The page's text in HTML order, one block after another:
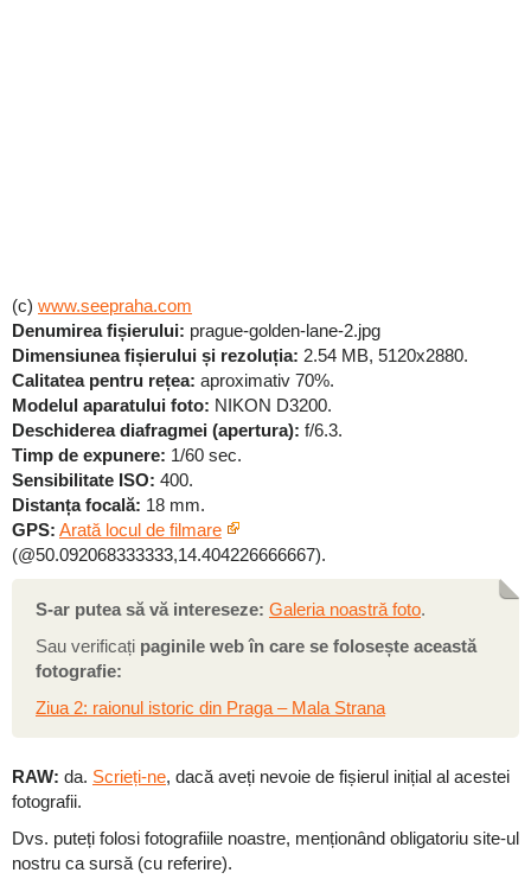
(c) www.seepraha.com
Denumirea fișierului: prague-golden-lane-2.jpg
Dimensiunea fișierului și rezoluția: 2.54 MB, 5120x2880.
Calitatea pentru rețea: aproximativ 70%.
Modelul aparatului foto: NIKON D3200.
Deschiderea diafragmei (apertura): f/6.3.
Timp de expunere: 1/60 sec.
Sensibilitate ISO: 400.
Distanța focală: 18 mm.
GPS: Arată locul de filmare
(@50.092068333333,14.404226666667).
S-ar putea să vă intereseze: Galeria noastră foto.
Sau verificați paginile web în care se folosește această
fotografie:
Ziua 2: raionul istoric din Praga – Mala Strana
RAW: da. Scrieți-ne, dacă aveți nevoie de fișierul inițial al acestei
fotografii.
Dvs. puteți folosi fotografiile noastre, menționând obligatoriu site-ul
nostru ca sursă (cu referire).